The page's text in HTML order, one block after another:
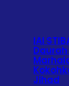
IAI
Jihad